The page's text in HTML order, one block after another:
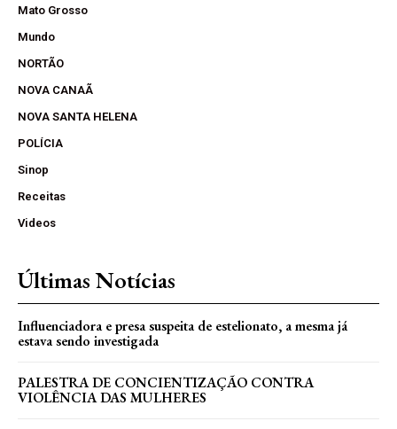
Mato Grosso
Mundo
NORTÃO
NOVA CANAÃ
NOVA SANTA HELENA
POLÍCIA
Sinop
Receitas
Videos
Últimas Notícias
Influenciadora e presa suspeita de estelionato, a mesma já
estava sendo investigada
PALESTRA DE CONCIENTIZAÇÃO CONTRA
VIOLÊNCIA DAS MULHERES